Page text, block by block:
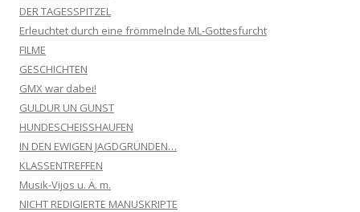
DER TAGESSPITZEL
Erleuchtet durch eine frömmelnde ML-Gottesfurcht
FILME
GESCHICHTEN
GMX war dabei!
GULDUR UN GUNST
HUNDESCHEISSHAUFEN
IN DEN EWIGEN JAGDGRÜNDEN…
KLASSENTREFFEN
Musik-Vijos u. Ä. m.
NICHT REDIGIERTE MANUSKRIPTE